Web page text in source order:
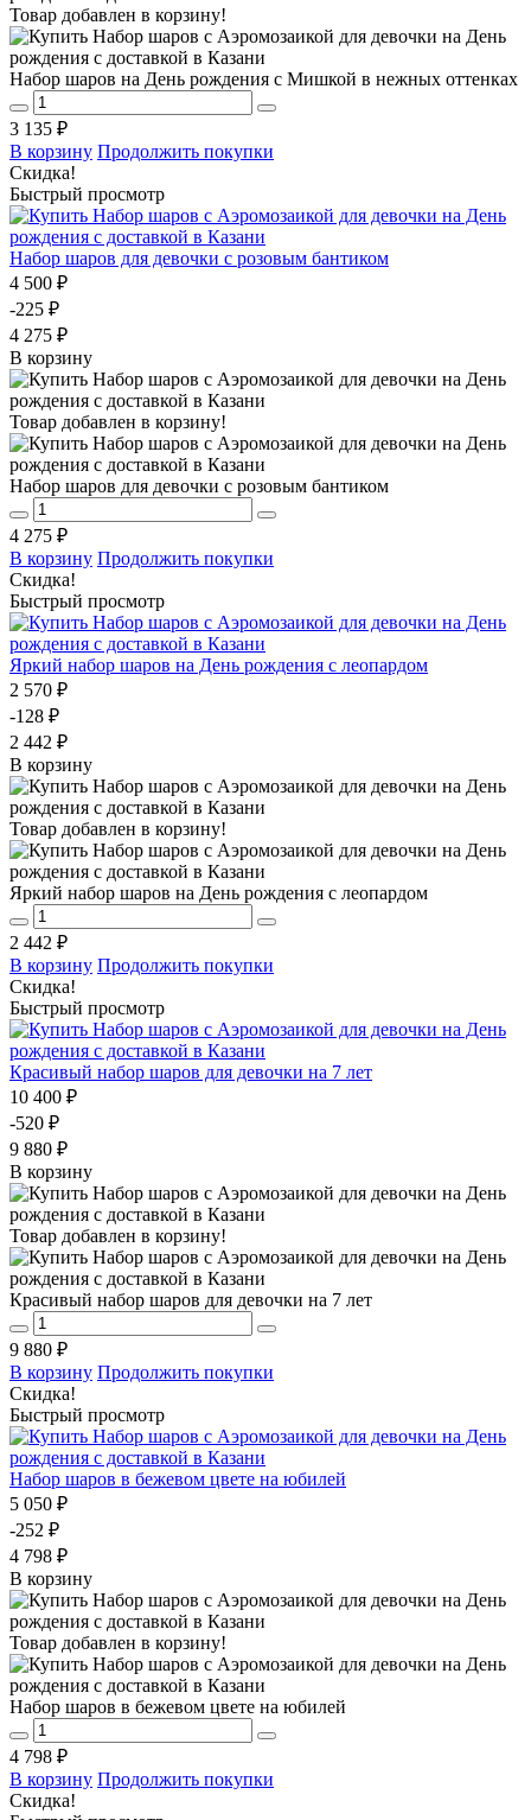
Товар добавлен в корзину!
Набор шаров на День рождения с Мишкой в нежных оттенках
3 135 ₽
В корзину Продолжить покупки
Скидка!
Быстрый просмотр
Набор шаров для девочки с розовым бантиком
4 500 ₽
-225 ₽
4 275 ₽
В корзину
Товар добавлен в корзину!
Набор шаров для девочки с розовым бантиком
4 275 ₽
В корзину Продолжить покупки
Скидка!
Быстрый просмотр
Яркий набор шаров на День рождения с леопардом
2 570 ₽
-128 ₽
2 442 ₽
В корзину
Товар добавлен в корзину!
Яркий набор шаров на День рождения с леопардом
2 442 ₽
В корзину Продолжить покупки
Скидка!
Быстрый просмотр
Красивый набор шаров для девочки на 7 лет
10 400 ₽
-520 ₽
9 880 ₽
В корзину
Товар добавлен в корзину!
Красивый набор шаров для девочки на 7 лет
9 880 ₽
В корзину Продолжить покупки
Скидка!
Быстрый просмотр
Набор шаров в бежевом цвете на юбилей
5 050 ₽
-252 ₽
4 798 ₽
В корзину
Товар добавлен в корзину!
Набор шаров в бежевом цвете на юбилей
4 798 ₽
В корзину Продолжить покупки
Скидка!